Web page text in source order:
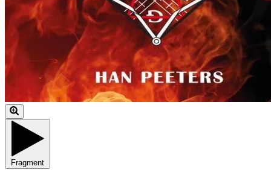
Fragment